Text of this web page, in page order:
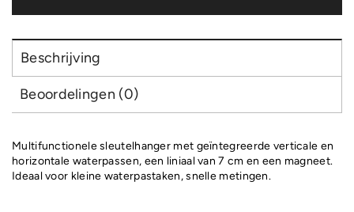
Beschrijving
Beoordelingen (0)
Multifunctionele sleutelhanger met geïntegreerde verticale en
horizontale waterpassen, een liniaal van 7 cm en een magneet.
Ideaal voor kleine waterpastaken, snelle metingen.